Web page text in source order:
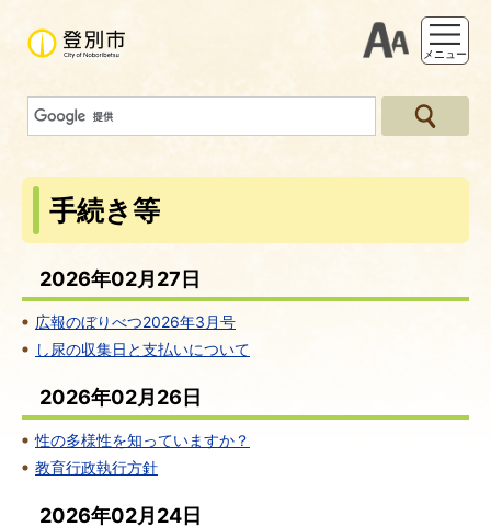
支援ツー
メニュー
手続き等
2026年02月27日
広報のぼりべつ2026年3月号
し尿の収集日と支払いについて
2026年02月26日
性の多様性を知っていますか？
教育行政執行方針
2026年02月24日